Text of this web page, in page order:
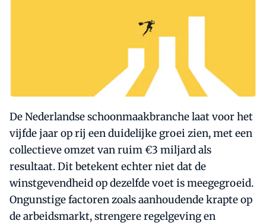
De Nederlandse schoonmaakbranche laat voor het
vijfde jaar op rij een duidelijke groei zien, met een
collectieve omzet van ruim €3 miljard als
resultaat. Dit betekent echter niet dat de
winstgevendheid op dezelfde voet is meegegroeid.
Ongunstige factoren zoals aanhoudende krapte op
de arbeidsmarkt, strengere regelgeving en